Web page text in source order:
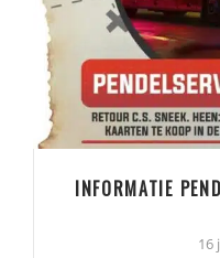
INFORMATIE
16